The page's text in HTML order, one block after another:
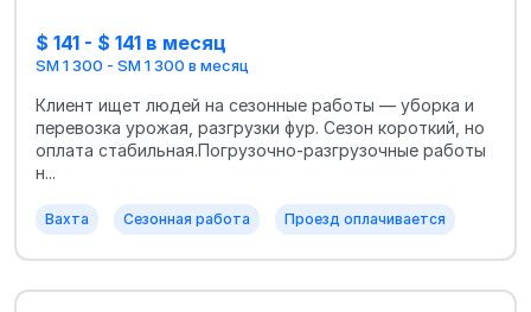
$ 141 - $ 141 в месяц
SM 1 300 - SM 1 300 в месяц
Клиент ищет людей на сезонные работы — уборка и
перевозка урожая, разгрузки фур. Сезон короткий, но
оплата стабильная.Погрузочно-разгрузочные работы
н...
Вахта Сезонная работа Проезд оплачивается